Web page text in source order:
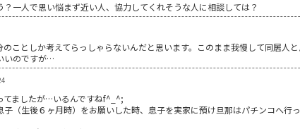
一人で思い悩まず近い人、協力してくれそうな人に相談しては？
ことしか考えてらっしゃらないんだと思います。このまま我慢して同居人
いのですが…
てましたが…いるんですねf^_^;
（生後６ヶ月時）をお願いした時、息子を実家に預け旦那はパチンコへ行